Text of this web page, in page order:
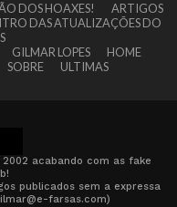
DOS HOAXES!
ARTIGOS
DAS ATUALIZAÇÕES DO
GILMAR LOPES
HOME
SOBRE ULTIMAS
acabando com as fake
publicados sem a expressa
farsas.com)